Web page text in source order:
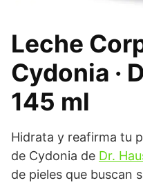
Leche
Cydonia ·
145 ml
Hidrata y reafirma tu
de Cydonia de Dr.
de pieles que buscan